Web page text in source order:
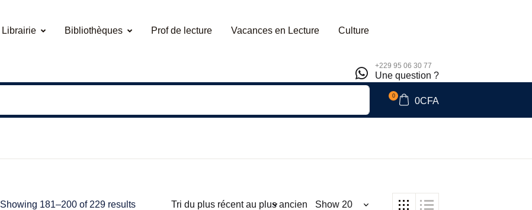
Librairie Bibliothèques Prof de lecture Vacances en Lecture Culture
+229 95 06 30 77
Une question ?
0
0CFA
Showing 181–200 of 229 results Tri du plus récent au plus ancien